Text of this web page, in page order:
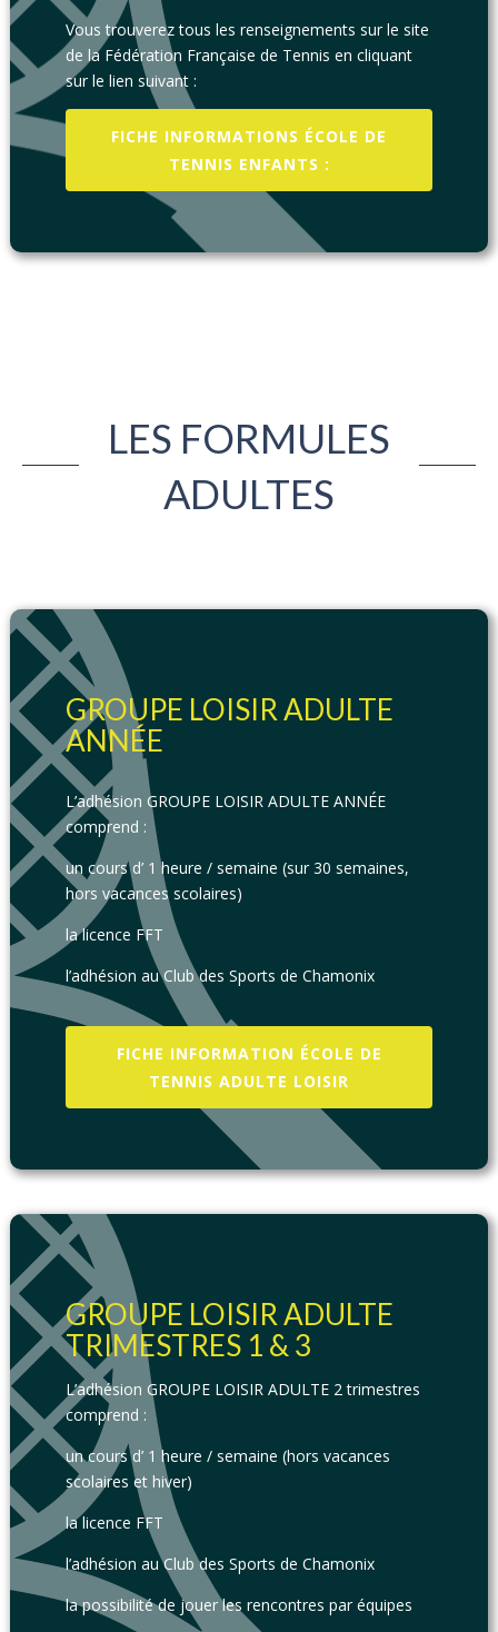
Vous trouverez tous les renseignements sur le site
de la Fédération Française de Tennis en cliquant
sur le lien suivant :
FICHE INFORMATIONS ÉCOLE DE
TENNIS ENFANTS :
LES FORMULES
ADULTES
GROUPE LOISIR ADULTE
ANNÉE
L’adhésion GROUPE LOISIR ADULTE ANNÉE
comprend :
un cours d’ 1 heure / semaine (sur 30 semaines,
hors vacances scolaires)
la licence FFT
l’adhésion au Club des Sports de Chamonix
FICHE INFORMATION ÉCOLE DE
TENNIS ADULTE LOISIR
GROUPE LOISIR ADULTE
TRIMESTRES 1 & 3
L’adhésion GROUPE LOISIR ADULTE 2 trimestres
comprend :
un cours d’ 1 heure / semaine (hors vacances
scolaires et hiver)
la licence FFT
l’adhésion au Club des Sports de Chamonix
la possibilité de jouer les rencontres par équipes